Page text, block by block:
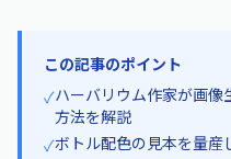
この記事のポイント
✓ハーバリウム作家が画像
方法を解説
✓ボトル配色の見本を量産